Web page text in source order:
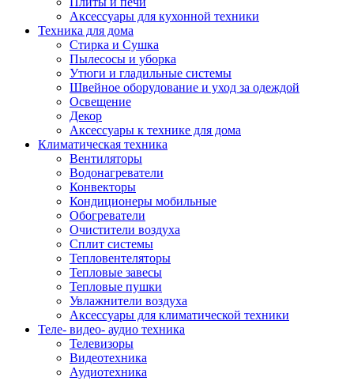
Аксессуары для кухонной техники
Техника для дома
Стирка и Сушка
Пылесосы и уборка
Утюги и гладильные системы
Швейное оборудование и уход за одеждой
Освещение
Декор
Аксессуары к технике для дома
Климатическая техника
Вентиляторы
Водонагреватели
Конвекторы
Кондиционеры мобильные
Обогреватели
Очистители воздуха
Сплит системы
Тепловентеляторы
Тепловые завесы
Тепловые пушки
Увлажнители воздуха
Аксессуары для климатической техники
Теле- видео- аудио техника
Телевизоры
Видеотехника
Аудиотехника